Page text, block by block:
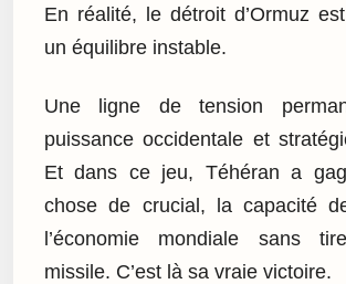
En réalité, le détroit d’Ormuz est
un équilibre instable.
Une ligne de tension
puissance occidentale et
Et dans ce jeu, Téhéran a
chose de crucial, la capacité
l’économie mondiale sans
missile. C’est là sa vraie victoire.